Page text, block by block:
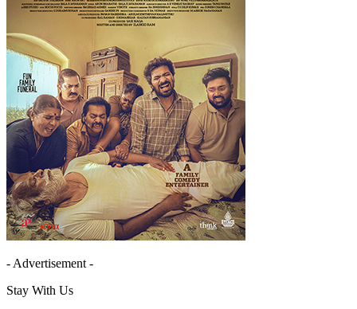
- Advertisement -
Stay With Us